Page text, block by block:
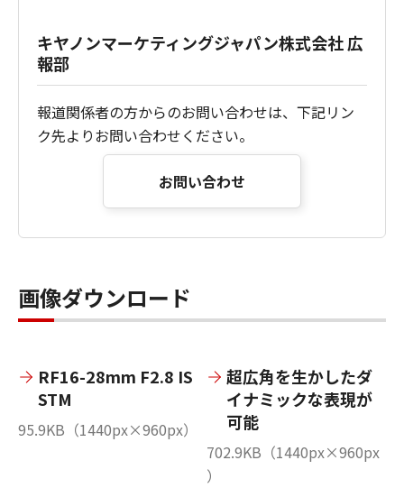
キヤノンマーケティングジャパン株式会社 広
報部
報道関係者の方からのお問い合わせは、下記リン
ク先よりお問い合わせください。
お問い合わせ
画像ダウンロード
RF16-28mm F2.8 IS
STM
95.9KB（1440px×960px）
超広角を生かしたダ
イナミックな表現が
可能
702.9KB（1440px×960px
）